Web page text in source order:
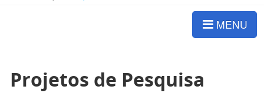
MENU
Projetos de Pesquisa